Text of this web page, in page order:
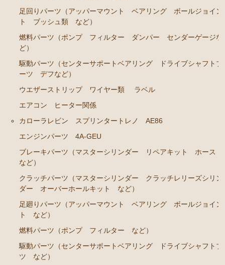
エンジンパーツ 4A-GEU
エンジンパーツ 2T-GEU
エンジンパーツ（マウント 他）
排気パーツ（Exhaust Parts）
ブレーキパーツ（マスターシリンダー リペアキッ
ト ホース など）
クラッチパーツ（マスターシリンダー クラッチレリ
ーズシリンダー オーバーホールキット など）
ステアリングパーツ（各種リペアキット ラックブー
ツ ラックエンド タイロッドエンド など）
足回りパーツ（アッパーマウント ベアリング ボー
ルジョイント ブッシュ類 など）
燃料パーツ（ポンプ フィルター ダンパー センダ
ーゲージなど）
駆動パーツ（センターサポートベアリング ドライブ
シャフトブーツ デフなど）
足回りパーツ（アッパーマウント ベアリング ボールジョイン
ト ブッシュ類 など）
燃料パーツ（ポンプ フィルター ダンパー センダーゲージな
ど）
駆動パーツ（センターサポートベアリング ドライブシャフトブ
ーツ デフなど）
ウエザーストリップ ワイヤー類
ラベル
エアコン ヒーター関係
カローラレビン スプリンタートレノ AE86
エンジンパーツ 4A-GEU
ブレーキパーツ（マスターシリンダー リペアキット ホース
など）
クラッチパーツ（マスターシリンダー クラッチレリーズシリン
ダー オーバーホールキット など）
足廻りパーツ（アッパーマウント ベアリング ボールジョイン
ト など）
燃料パーツ（ポンプ フィルター など）
駆動パーツ（センターサポートベアリング ドライブシャフトブ
ツ など）